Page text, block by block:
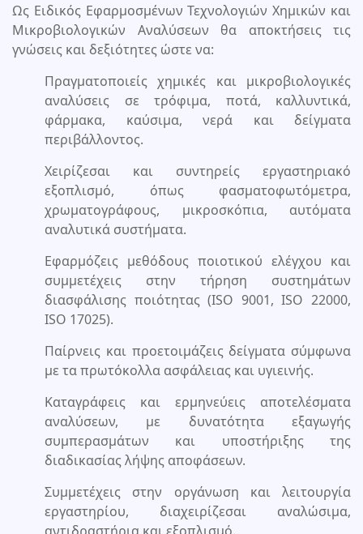
Ως Ειδικός Εφαρμοσμένων Τεχνολογιών Χημικών και
Μικροβιολογικών Αναλύσεων θα αποκτήσεις τις
γνώσεις και δεξιότητες ώστε να:
Πραγματοποιείς χημικές και μικροβιολογικές
αναλύσεις σε τρόφιμα, ποτά, καλλυντικά,
φάρμακα, καύσιμα, νερά και δείγματα
περιβάλλοντος.
Χειρίζεσαι και συντηρείς εργαστηριακό
εξοπλισμό, όπως φασματοφωτόμετρα,
χρωματογράφους, μικροσκόπια, αυτόματα
αναλυτικά συστήματα.
Εφαρμόζεις μεθόδους ποιοτικού ελέγχου και
συμμετέχεις στην τήρηση συστημάτων
διασφάλισης ποιότητας (ISO 9001, ISO 22000,
ISO 17025).
Παίρνεις και προετοιμάζεις δείγματα σύμφωνα
με τα πρωτόκολλα ασφάλειας και υγιεινής.
Καταγράφεις και ερμηνεύεις αποτελέσματα
αναλύσεων, με δυνατότητα εξαγωγής
συμπερασμάτων και υποστήριξης της
διαδικασίας λήψης αποφάσεων.
Συμμετέχεις στην οργάνωση και λειτουργία
εργαστηρίου, διαχειρίζεσαι αναλώσιμα,